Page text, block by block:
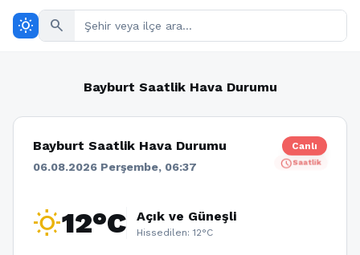
wb_sunny search
Bayburt Saatlik Hava Durumu
Bayburt Saatlik Hava Durumu
06.08.2026 Perşembe, 06:37
Canlı
scheduleSaatlik
wb_sunny12°C Açık ve Güneşli
Hissedilen: 12°C